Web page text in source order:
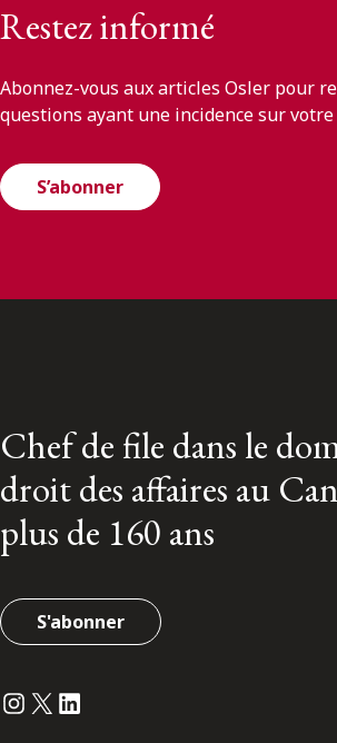
Restez informé
Abonnez-vous aux articles Osler pour
questions ayant une incidence sur
S’abonner
Chef de file dans le
droit des affaires au
plus de 160 ans
S'abonner
Instagram
Twitter
LinkedIn